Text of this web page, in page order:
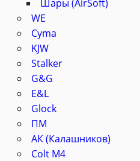
Шары (AirSoft)
WE
Cyma
KJW
Stalker
G&G
E&L
Glock
ПМ
АК (Калашников)
Colt M4